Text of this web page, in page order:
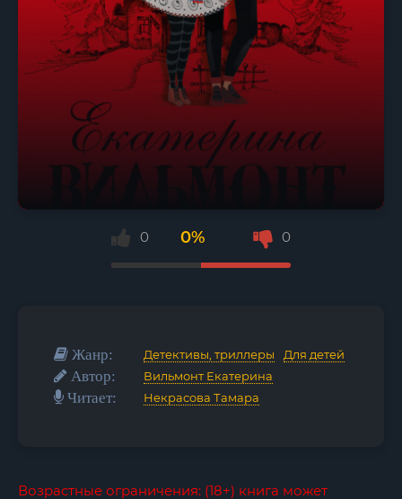
0 0% 0
Жанр: Детективы, триллеры Для детей
Автор: Вильмонт Екатерина
Читает: Некрасова Тамара
Возрастные ограничения: (18+) книга может